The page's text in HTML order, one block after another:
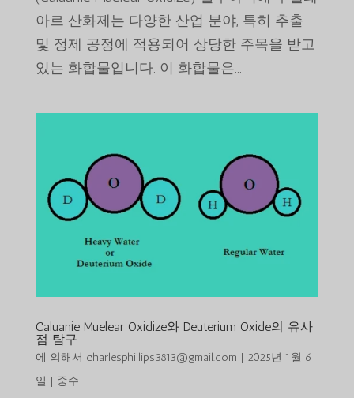
아르 산화제는 다양한 산업 분야, 특히 추출
및 정제 공정에 적용되어 상당한 주목을 받고
있는 화합물입니다. 이 화합물은...
Caluanie Muelear Oxidize와 Deuterium Oxide의 유사
점 탐구
에 의해서 charlesphillips3813@gmail.com | 2025년 1월 6
일 | 중수